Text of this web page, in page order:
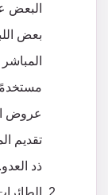
البعض
بعض
عروض
تقديم
ذد العدو.